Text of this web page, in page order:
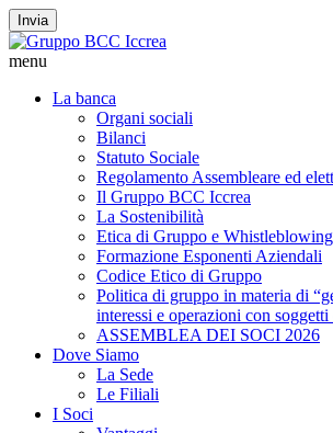
Invia
menu
La banca
Organi sociali
Bilanci
Statuto Sociale
Regolamento Assembleare ed
Il Gruppo BCC Iccrea
La Sostenibilità
Etica di Gruppo e Whistleblowing
Formazione Esponenti Aziendali
Codice Etico di Gruppo
Politica di gruppo in materia di
interessi e operazioni con
ASSEMBLEA DEI SOCI 2026
Dove Siamo
La Sede
Le Filiali
I Soci